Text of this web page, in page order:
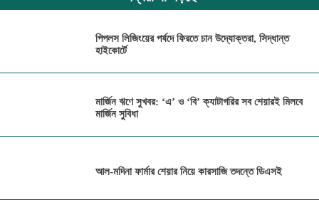
পিপলস লিজিংয়ের পর্ষদে ফিরতে চান উদ্যোক্তরা, সিদ্ধান্ত
হাইকোর্টে
মার্জিন ঋণে সুখবর: ‘এ’ ও ‘বি’ ক্যাটাগরির সব শেয়ারই মিলবে
মার্জিন সুবিধা
আল-মদিনা ফার্মার শেয়ার নিয়ে কারসাজি তদন্তে ডিএসই